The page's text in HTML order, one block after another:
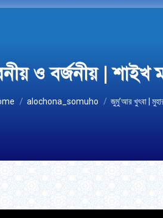
ও বর্জনীয় |
are here:alochona_somuho জুমু’আর খুৎবা |